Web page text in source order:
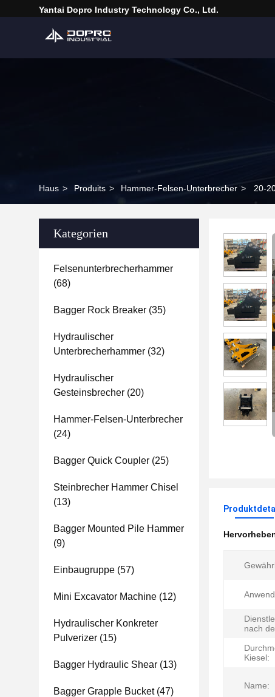
Yantai Dopro Industry Technology Co., Ltd.
Haus > Produits > Hammer-Felsen-Unterbrecher > 20-
Kategorien
Felsenunterbrecherhammer
(68)
Bagger Rock Breaker (35)
Hydraulischer
Unterbrecherhammer (32)
Hydraulischer
Gesteinsbrecher (20)
Hammer-Felsen-Unterbrecher
(24)
Bagger Quick Coupler (25)
Steinbrecher Hammer Chisel
(13)
Bagger Mounted Pile Hammer
(9)
Einbaugruppe (57)
Mini Excavator Machine (12)
Hydraulischer Konkreter
Pulverizer (15)
Bagger Hydraulic Shear (13)
Bagger Grapple Bucket(47)
nach
Kiesel:
Name: